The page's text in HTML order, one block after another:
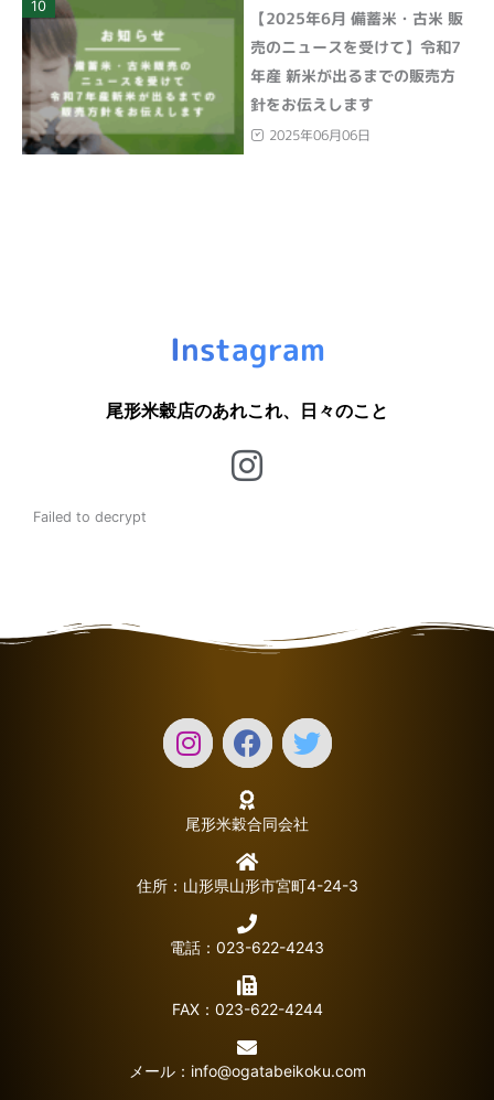
10
【2025年6月 備蓄米・古米 販
売のニュースを受けて】令和7
年産 新米が出るまでの販売方
針をお伝えします
2025年06月06日
Instagram
尾形米穀店のあれこれ、日々のこと
Failed to decrypt
尾形米穀合同会社
住所：山形県山形市宮町4-24-3
電話：023-622-4243
FAX：023-622-4244
メール： info@ogatabeikoku.com